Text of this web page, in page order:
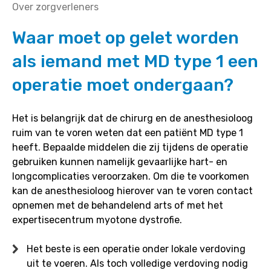
moet
gelet
als
iemand
met
type
1
een
operatie
moet
ondergaan?
Over zorgverleners
Waar moet op gelet worden
als iemand met MD type 1 een
operatie moet ondergaan?
Het is belangrijk dat de chirurg en de anesthesioloog
ruim van te voren weten dat een patiënt MD type 1
heeft. Bepaalde middelen die zij tijdens de operatie
gebruiken kunnen namelijk gevaarlijke hart- en
longcomplicaties veroorzaken. Om die te voorkomen
kan de anesthesioloog hierover van te voren contact
opnemen met de behandelend arts of met het
expertisecentrum myotone dystrofie.
Het beste is een operatie onder lokale verdoving
uit te voeren. Als toch volledige verdoving nodig